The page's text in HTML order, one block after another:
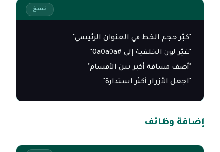
نسخ
"اجعل الأزرار أكثر استدارة"
إضافة وظائف